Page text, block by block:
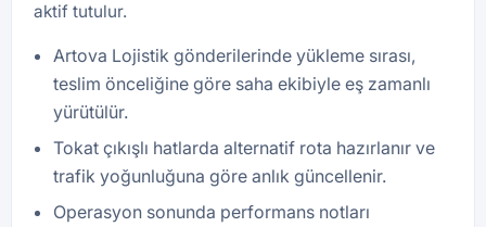
aktif tutulur.
Artova Lojistik gönderilerinde yükleme sırası,
teslim önceliğine göre saha ekibiyle eş zamanlı
yürütülür.
Tokat çıkışlı hatlarda alternatif rota hazırlanır ve
trafik yoğunluğuna göre anlık güncellenir.
Operasyon sonunda performans notları